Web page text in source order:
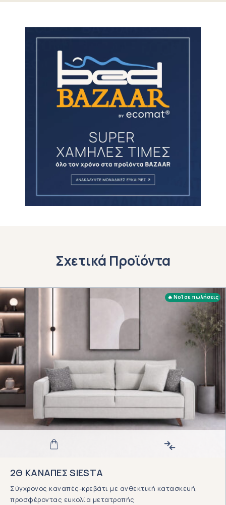
Μετά την παραλαβή και τον έλεγχο του
επιστρεφόμενου προϊόντος, και
εφόσον πληρούνται όλες οι
προϋποθέσεις, η επιστροφή των
χρημάτων σας θα ολοκληρωθεί εντός
7-10 εργάσιμων ημερών, με τον ίδιο
τρόπο που πραγματοποιήθηκε η αρχική
πληρωμή.
Σχετικά Προϊόντα
🔥 No1 σε πωλήσεις
2Θ ΚΑΝΑΠΕΣ SIESTA
Σύγχρονος καναπές-κρεβάτι με ανθεκτική κατασκευή,
προσφέροντας ευκολία μετατροπής